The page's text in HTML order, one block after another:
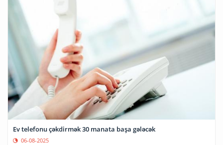
Ev telefonu çəkdirmək 30 manata başa gələcək
06-08-2025